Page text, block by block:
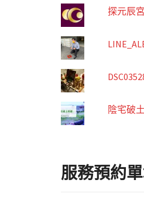
探元辰
陰宅破
服務預約